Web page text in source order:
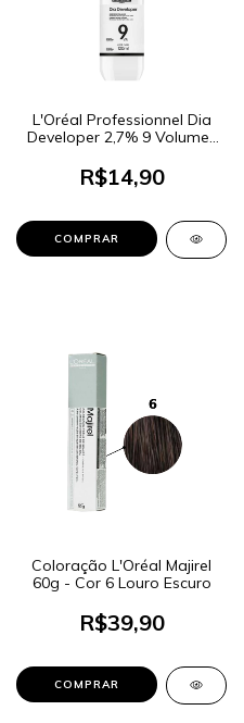
L'Oréal Professionnel Dia
Developer 2,7% 9 Volumes
R$14,90
Coloração L'Oréal Majirel
60g - Cor 6 Louro Escuro
R$39,90